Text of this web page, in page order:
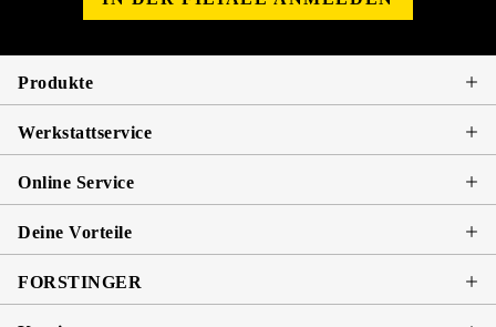
Produkte
Werkstattservice
Online Service
Deine Vorteile
FORSTINGER